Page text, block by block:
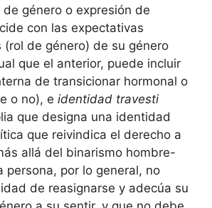
género o expresión de
con las expectativas
(rol de género) de su género
que el anterior, puede incluir
de transicionar hormonal o
o no), e identidad travesti
que designa una identidad
que reivindica el derecho a
allá del binarismo hombre-
persona, por lo general, no
de reasignarse y adecúa su